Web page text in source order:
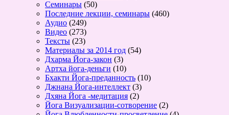
Семинары (50)
Последние лекции, семинары (460)
Аудио (249)
Видео (273)
Тексты (23)
Материалы за 2014 год (54)
Дхарма Йога-закон (3)
Артха йога-деньги (10)
Бхакти Йога-преданность (10)
Джнана Йога-интеллект (3)
Дхяна Йога -медитация (2)
Йога Визуализации-сотворение (2)